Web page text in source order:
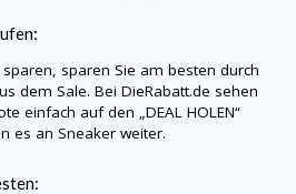
sparen Sie am besten durch
dem Sale. Bei DieRabatt.de sehen
einfach auf den „DEAL HOLEN“
es an Sneaker weiter.